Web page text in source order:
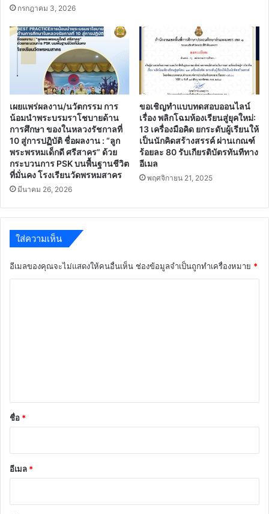
กรกฎาคม 3, 2026
เผยแพร่ผลงาน/นวัตกรรม การ
น้อมนำพระบรมราโชบายด้าน
การศึกษา ของในหลวงรัชกาลที่
10 สู่การปฏิบัติ ชื่อผลงาน : “ลูก
พระพรหมเด็กดี ศรีสาคร” ด้วย
กระบวนการ PSK บนพื้นฐานชีวิต
ที่มั่นคง โรงเรียนวัดพรหมสาคร
มีนาคม 26, 2026
ขอเชิญทำแบบทดสอบออนไลน์
เรื่อง พลิกโฉมห้องเรียนสู่ยุคใหม่:
13 เครื่องมือคิด ยกระดับผู้เรียนให้
เป็นนักคิดสร้างสรรค์ ผ่านเกณฑ์
ร้อยละ 80 รับเกียรติบัตรทันทีทาง
อีเมล
พฤศจิกายน 21, 2025
ใส่ความเห็น
อีเมลของคุณจะไม่แสดงให้คนอื่นเห็น ช่องข้อมูลจำเป็นถูกทำเครื่องหมาย *
*
ชื่อ *
อีเมล *